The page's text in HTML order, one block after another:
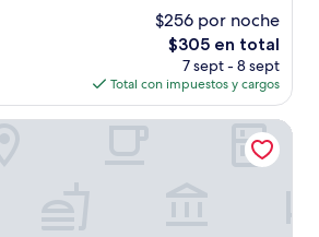
$256 por noche
El
precio
actual
es
de
$305 en total
7 sept - 8 sept
Total con impuestos y cargos
Collection